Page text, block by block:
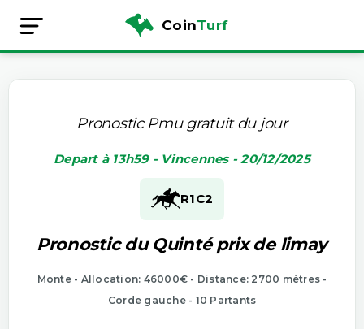
CoinTurf
Pronostic Pmu gratuit du jour
Depart à 13h59 - Vincennes - 20/12/2025
R1C2
Pronostic du Quinté prix de limay
Monte - Allocation: 46000€ - Distance: 2700 mètres -
Corde gauche - 10 Partants